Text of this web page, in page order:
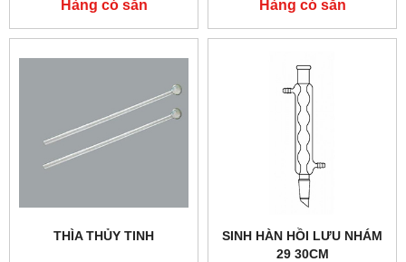
Hàng có sẵn Hàng có sẵn
THÌA THỦY TINH
SINH HÀN HỒI LƯU NHÁM
29 30CM